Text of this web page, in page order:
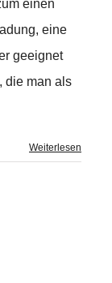
einen
eine
geeignet
die man als
Weiterlesen